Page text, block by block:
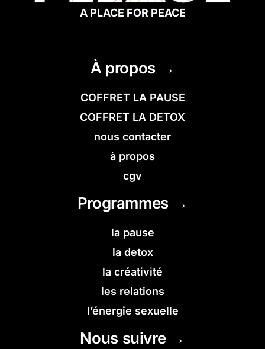
A PLACE FOR PEACE
À propos →
COFFRET LA PAUSE
COFFRET LA DETOX
nous contacter
à propos
cgv
Programmes →
la pause
la detox
la créativité
les relations
l’énergie sexuelle
Nous suivre →